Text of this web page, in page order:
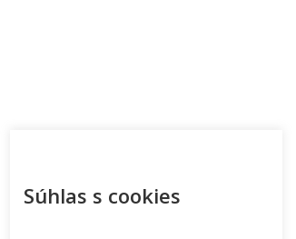
Súhlas s cookies